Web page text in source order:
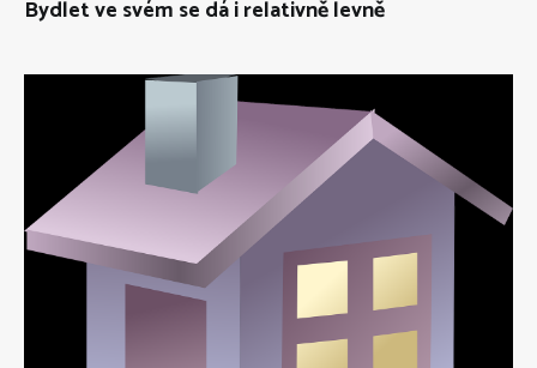
Bydlet ve svém se dá i relativně levně